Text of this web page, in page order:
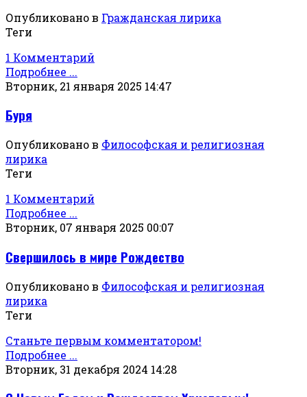
Опубликовано в Гражданская лирика
Теги
1 Комментарий
Подробнее ...
Вторник, 21 января 2025 14:47
Буря
Опубликовано в Философская и религиозная
лирика
Теги
1 Комментарий
Подробнее ...
Вторник, 07 января 2025 00:07
Свершилось в мире Рождество
Опубликовано в Философская и религиозная
лирика
Теги
Станьте первым комментатором!
Подробнее ...
Вторник, 31 декабря 2024 14:28